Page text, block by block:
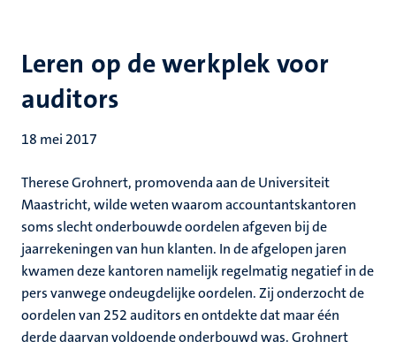
Leren op de werkplek voor
auditors
18 mei 2017
Therese Grohnert, promovenda aan de Universiteit
Maastricht, wilde weten waarom accountantskantoren
soms slecht onderbouwde oordelen afgeven bij de
jaarrekeningen van hun klanten. In de afgelopen jaren
kwamen deze kantoren namelijk regelmatig negatief in de
pers vanwege ondeugdelijke oordelen. Zij onderzocht de
oordelen van 252 auditors en ontdekte dat maar één
derde daarvan voldoende onderbouwd was. Grohnert